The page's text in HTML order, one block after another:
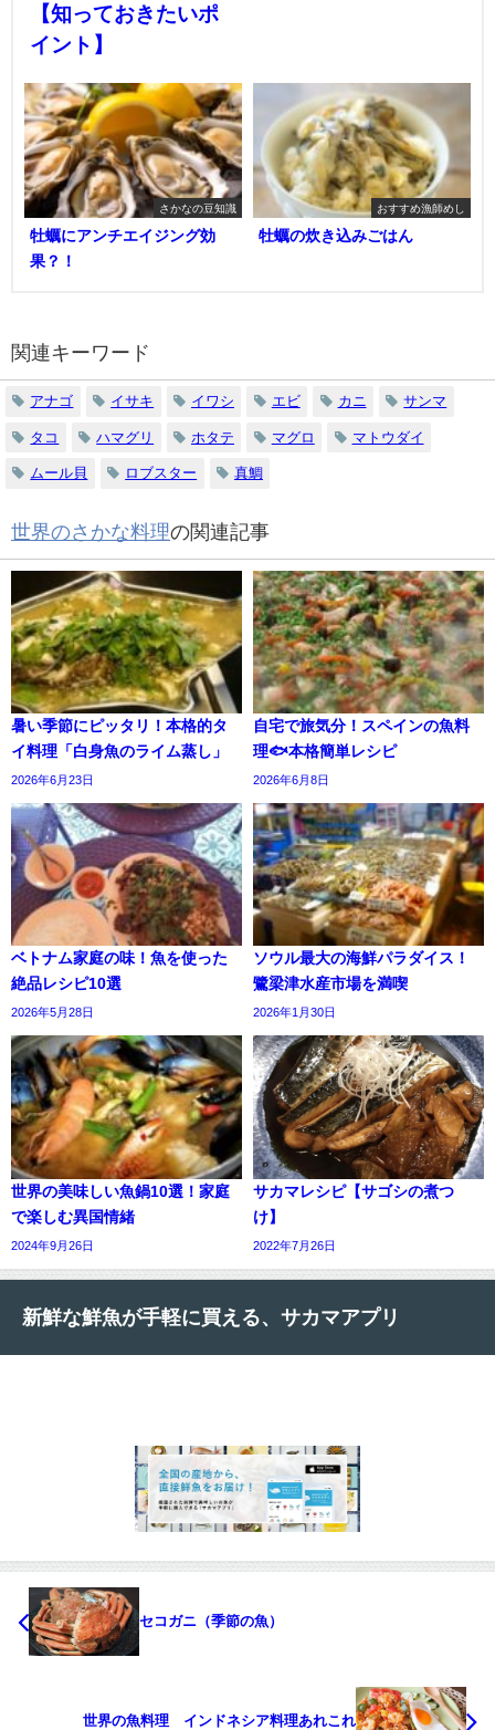
【知っておきたいポ
イント】
さかなの豆知識
牡蠣にアンチエイジング効
果？！
おすすめ漁師めし
牡蠣の炊き込みごはん
関連キーワード
アナゴ イサキ イワシ エビ カニ サンマ
タコ ハマグリ ホタテ マグロ マトウダイ
ムール貝 ロブスター 真鯛
世界のさかな料理の関連記事
暑い季節にピッタリ！本格的タ
イ料理「白身魚のライム蒸し」
2026年6月23日
自宅で旅気分！スペインの魚料
理🐟本格簡単レシピ
2026年6月8日
ベトナム家庭の味！魚を使った
絶品レシピ10選
2026年5月28日
ソウル最大の海鮮パラダイス！
鷺梁津水産市場を満喫
2026年1月30日
世界の美味しい魚鍋10選！家庭
で楽しむ異国情緒
2024年9月26日
サカマレシピ【サゴシの煮つ
け】
2022年7月26日
新鮮な鮮魚が手軽に買える、サカマアプリ
セコガニ（季節の魚）
世界の魚料理 インドネシア料理あれこれ